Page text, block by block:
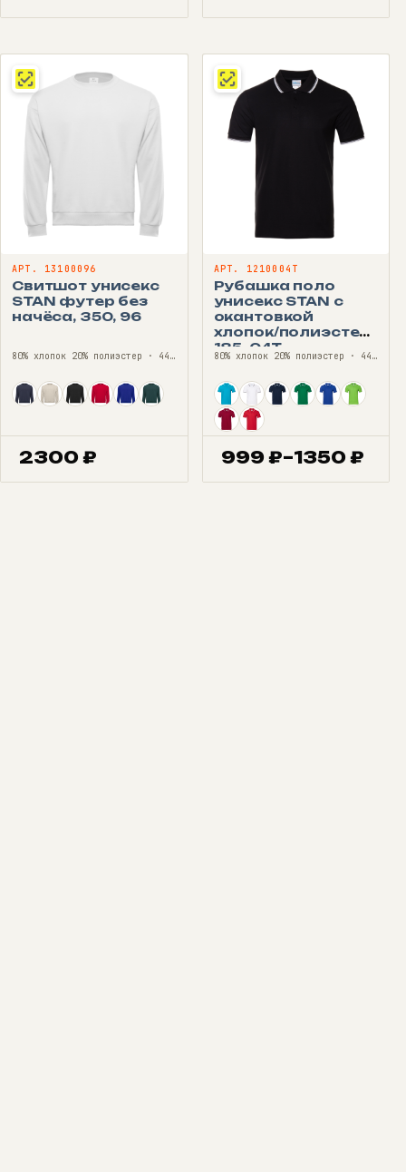
цен:
–
2900 ₽
АРТ. 13100096
Свитшот унисекс
STAN футер без
начёса, 350, 96
80% хлопок 20% полиэстер · 44—56
2300 ₽
АРТ. 1210004T
Рубашка поло
унисекс STAN с
окантовкой
хлопок/полиэстер
185, 04T
80% хлопок 20% полиэстер · 44—60
999₽–1350 ₽
Диапазон
цен: